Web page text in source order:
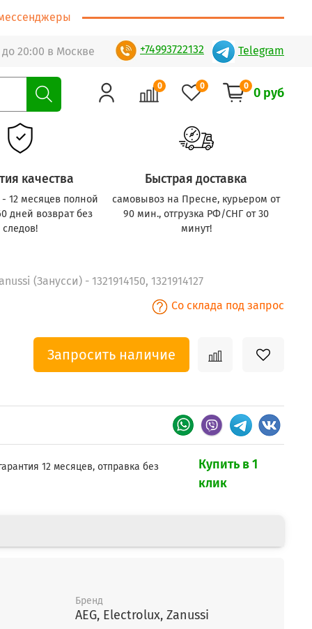
до 20:00 в Москве +74993722132 Telegram
0 0 0 0 руб
качества
- 12 месяцев полной
дней возврат без
следов!
Быстрая доставка
самовывоз на Пресне, курьером от
90 мин., отгрузка РФ/СНГ от 30
минут!
(Занусси) - 1321914150, 1321914127
Со склада под запрос
Запросить наличие
12 месяцев, отправка без
Купить в 1
клик
Бренд
AEG, Electrolux, Zanussi